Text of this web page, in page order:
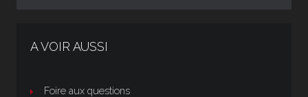
A VOIR AUSSI
Foire aux questions